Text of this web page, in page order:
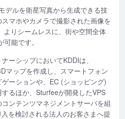
デルを衛星写真から生成できる技
マホやカメラで撮影された画像を
よりシームレスに、街や空間全体
能です。
ーシップにおいてKDDIは、
マップを作成し、スマートフォン
ーションや、EC (ショッピング)
るほか、Sturfeeが開発したVPS
ンテンツマネジメントサーバを組
を検討される法人のお客さまへ提